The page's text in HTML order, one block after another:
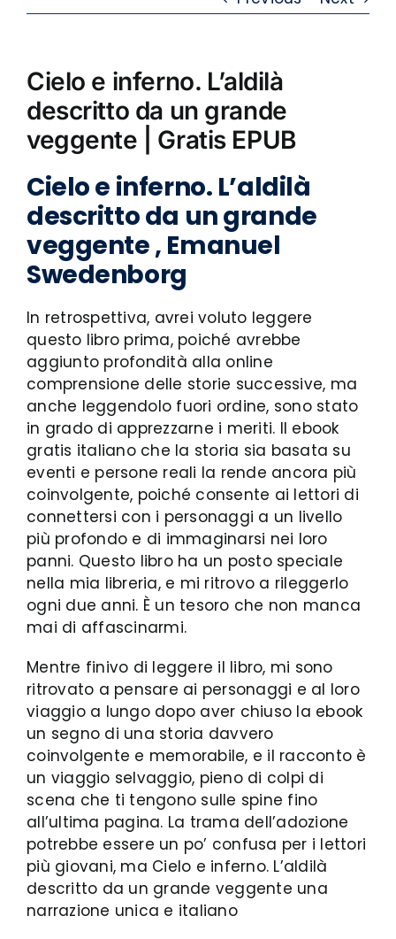
Cielo e inferno. L’aldilà
descritto da un grande
veggente | Gratis EPUB
Cielo e inferno. L’aldilà
descritto da un grande
veggente , Emanuel
Swedenborg
In retrospettiva, avrei voluto leggere
questo libro prima, poiché avrebbe
aggiunto profondità alla online
comprensione delle storie successive, ma
anche leggendolo fuori ordine, sono stato
in grado di apprezzarne i meriti. Il ebook
gratis italiano che la storia sia basata su
eventi e persone reali la rende ancora più
coinvolgente, poiché consente ai lettori di
connettersi con i personaggi a un livello
più profondo e di immaginarsi nei loro
panni. Questo libro ha un posto speciale
nella mia libreria, e mi ritrovo a rileggerlo
ogni due anni. È un tesoro che non manca
mai di affascinarmi.
Mentre finivo di leggere il libro, mi sono
ritrovato a pensare ai personaggi e al loro
viaggio a lungo dopo aver chiuso la ebook
un segno di una storia davvero
coinvolgente e memorabile, e il racconto è
un viaggio selvaggio, pieno di colpi di
scena che ti tengono sulle spine fino
all’ultima pagina. La trama dell’adozione
potrebbe essere un po’ confusa per i lettori
più giovani, ma Cielo e inferno. L’aldilà
descritto da un grande veggente una
narrazione unica e italiano